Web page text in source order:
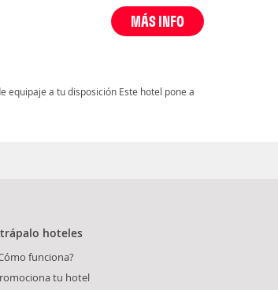
MÁS INFO
equipaje a tu disposición Este hotel pone a
hoteles
funciona?
tu hotel